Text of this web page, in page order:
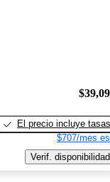
El precio incluye tasas
$707/mes
Verif. disponibilidad